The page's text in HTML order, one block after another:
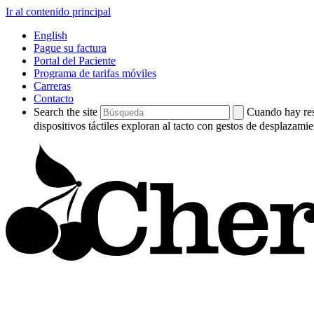
Ir al contenido principal
English
Pague su factura
Portal del Paciente
Programa de tarifas móviles
Carreras
Contacto
Search the site
Cuando hay
dispositivos táctiles exploran al tacto con gestos de